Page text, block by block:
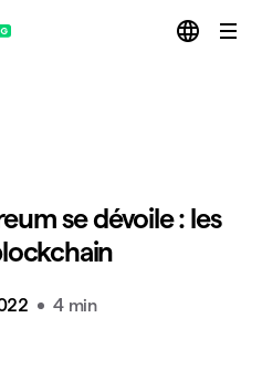
se dévoile : les
4 min